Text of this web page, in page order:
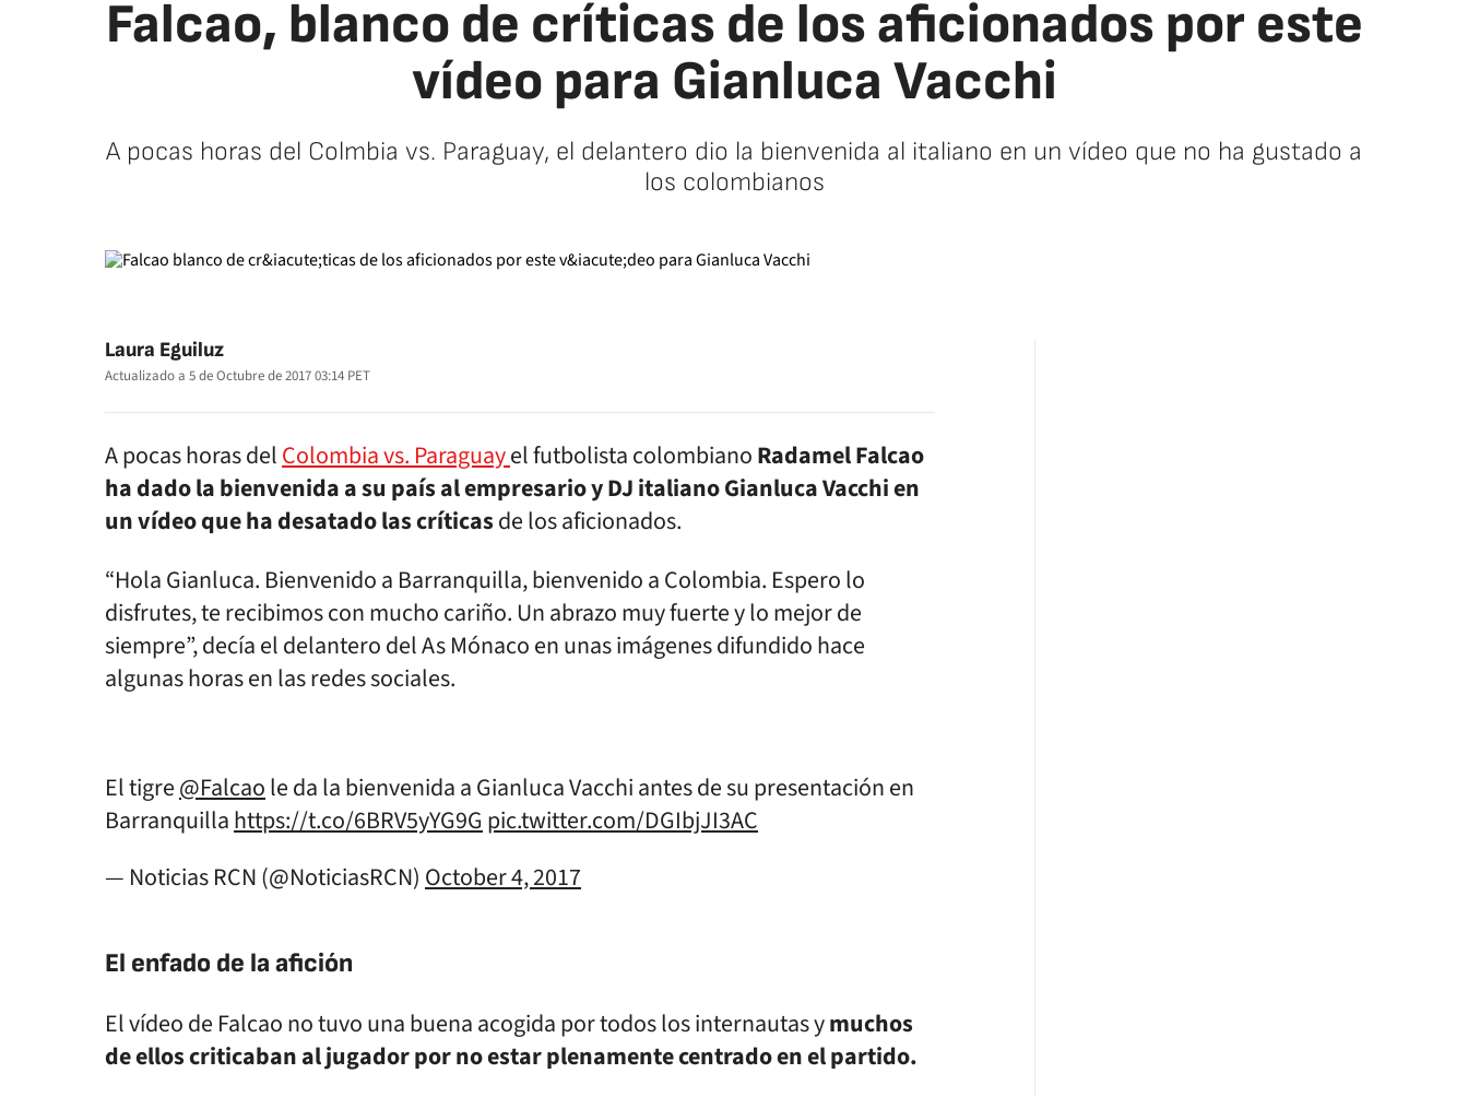
Falcao, blanco de críticas de los aficionados por este
vídeo para Gianluca Vacchi
A pocas horas del Colmbia vs. Paraguay, el delantero dio la bienvenida al italiano en un vídeo que no ha gustado a
los colombianos
Laura Eguiluz
Actualizado a 5 de Octubre de 2017 03:14 PET
A pocas horas delColombia vs. Paraguayel futbolista colombianoRadamel Falcao
ha dado la bienvenida a su país al empresario y DJ italiano Gianluca Vacchi en
un vídeo que ha desatado las críticasde los aficionados.
“Hola Gianluca. Bienvenido a Barranquilla, bienvenido a Colombia. Espero lo
disfrutes, te recibimos con mucho cariño. Un abrazo muy fuerte y lo mejor de
siempre”, decía el delantero del As Mónaco en unas imágenes difundido hace
algunas horas en las redes sociales.
El tigre@Falcaole da la bienvenida a Gianluca Vacchi antes de su presentación en
Barranquillahttps://t.co/6BRV5yYG9G pic.twitter.com/DGIbjJI3AC
— Noticias RCN (@NoticiasRCN) October 4, 2017
El enfado de la afición
El vídeo de Falcao no tuvo una buena acogida por todos los internautas ymuchos
de ellos criticaban al jugador por no estar plenamente centrado en el partido.